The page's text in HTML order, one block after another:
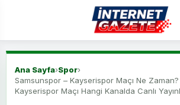
Ana Sayfa›Spor›
Samsunspor – Kayserispor Maçı Ne
Kayserispor Maçı Hangi Kanalda Canlı